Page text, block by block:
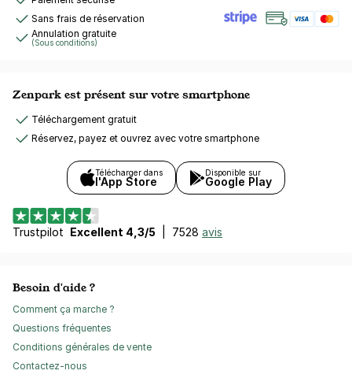
Sans frais de réservation
Annulation gratuite
(Sous conditions)
Zenpark est présent sur votre smartphone
Téléchargement gratuit
Réservez, payez et ouvrez avec votre smartphone
Télécharger dans
l'App Store
Disponible sur
Google Play
Trustpilot Excellent 4,3/5 7528 avis
Besoin d'aide ?
Comment ça marche ?
Questions fréquentes
Conditions générales de vente
Contactez-nous